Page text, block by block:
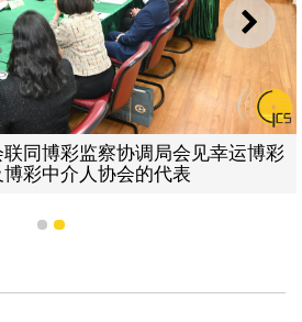
下一
同博彩监察协调局会见幸运博彩
彩中介人协会的代表
1 2